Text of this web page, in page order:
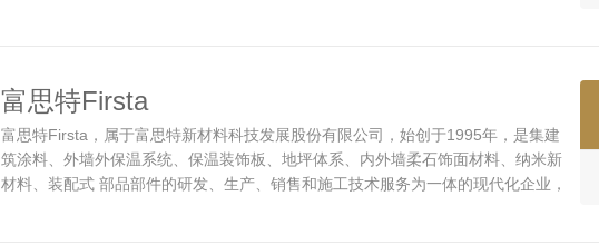
富思特Firsta
富思特Firsta，属于富思特新材料科技发展股份有限公司，始创于1995年，是集建
筑涂料、外墙外保温系统、保温装饰板、地坪体系、内外墙柔石饰面材料、纳米新
材料、装配式 部品部件的研发、生产、销售和施工技术服务为一体的现代化企业，